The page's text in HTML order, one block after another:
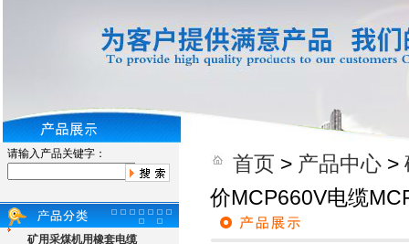
请输入产品关键字：
矿用采煤机用橡套电缆
首页 > 产品中心 >
价MCP660V电缆